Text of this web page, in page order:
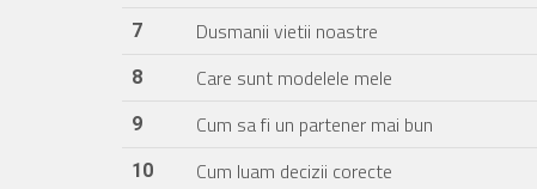
7 Dusmanii vietii noastre
8 Care sunt modelele mele
9 Cum sa fi un partener mai bun
10 Cum luam decizii corecte